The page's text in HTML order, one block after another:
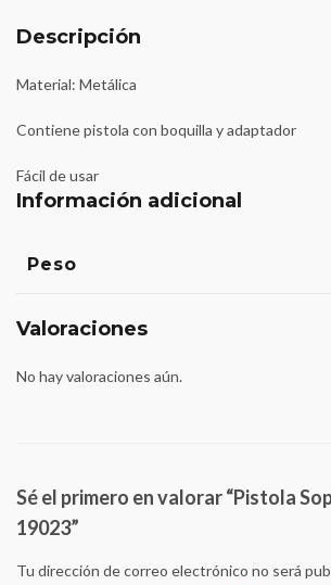
Descripción
Material: Metálica
Contiene pistola con boquilla y adaptador
Fácil de usar
Información adicional
Peso
Valoraciones
No hay valoraciones aún.
Sé el primero en valorar “Pistola
19023”
Tu dirección de correo electrónico no será